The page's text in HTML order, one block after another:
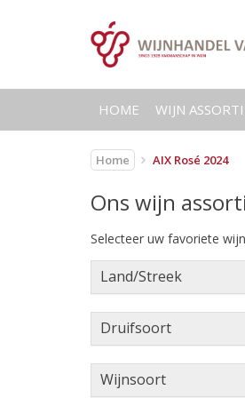
HOME WIJN
Home AIX Rosé 2024
Ons wijn
Selecteer uw favoriete
Land/Streek
Druifsoort
Wijnsoort